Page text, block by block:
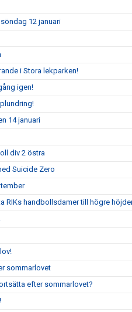
12 januari
i Stora lekparken!
igen!
14 januari
div 2 östra
Suicide Zero
RIKs handbollsdamer till högre
sommarlovet
efter sommarlovet?